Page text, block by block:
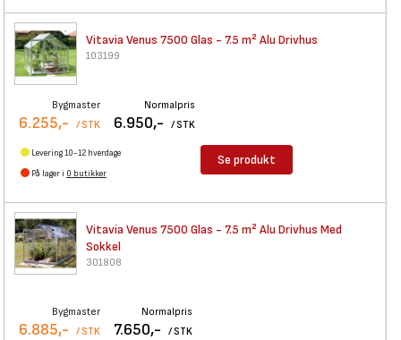
Vitavia Venus 7500 Glas - 7.5 m² Alu Drivhus
103199
Bygmaster
6.255,- / STK
Normalpris
6.950,- / STK
Levering 10-12 hverdage
På lager i 0 butikker
Se produkt
Vitavia Venus 7500 Glas - 7.5 m² Alu Drivhus Med
Sokkel
301808
Bygmaster
6.885,- / STK
Normalpris
7.650,- / STK